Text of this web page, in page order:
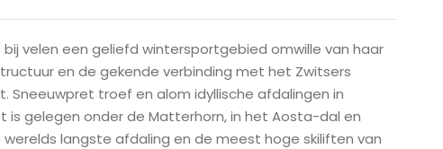
bij velen een geliefd wintersportgebied omwille van haar
en de gekende verbinding met het Zwitsers
Sneeuwpret troef en alom idyllische afdalingen in
is gelegen onder de Matterhorn, in het Aosta-dal en
werelds langste afdaling en de meest hoge skiliften van